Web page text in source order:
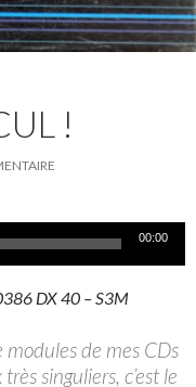
!
00:00
DX 40 – S3M
modules de mes CDs
singuliers, c’est le